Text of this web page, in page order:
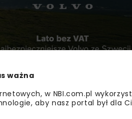
ważna
w NBI.com.pl
aby nasz portal był dla